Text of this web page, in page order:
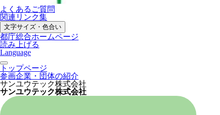
よくあるご質問
関連リンク集
文字サイズ・色合い
都庁総合ホームページ
読み上げる
Language
トップページ
参画企業・団体の紹介
サンユウテック株式会社
サンユウテック株式会社